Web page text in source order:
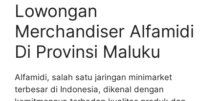
Lowongan
Merchandiser Alfamidi
Di Provinsi Maluku
Alfamidi, salah satu jaringan minimarket
terbesar di Indonesia, dikenal dengan